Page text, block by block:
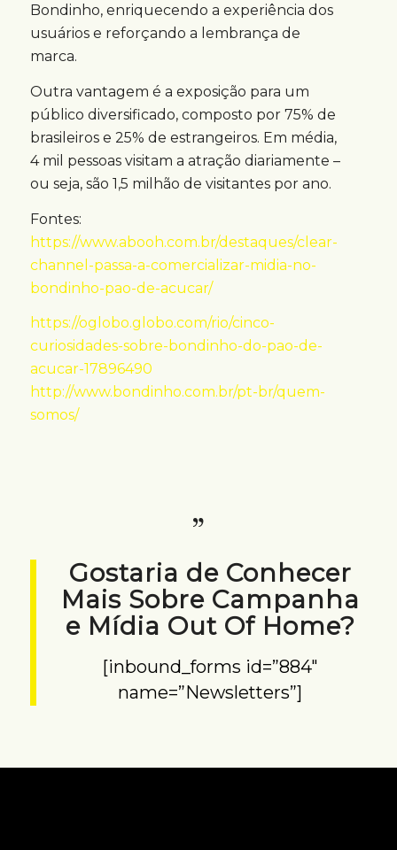
Bondinho, enriquecendo a experiência dos
usuários e reforçando a lembrança de
marca.
Outra vantagem é a exposição para um
público diversificado, composto por 75% de
brasileiros e 25% de estrangeiros. Em média,
4 mil pessoas visitam a atração diariamente –
ou seja, são 1,5 milhão de visitantes por ano.
Fontes:
https://www.abooh.com.br/destaques/clear-
channel-passa-a-comercializar-midia-no-
bondinho-pao-de-acucar/
https://oglobo.globo.com/rio/cinco-
curiosidades-sobre-bondinho-do-pao-de-
acucar-17896490
http://www.bondinho.com.br/pt-br/quem-
somos/
Gostaria de Conhecer
Mais Sobre Campanha
e Mídia Out Of Home?
[inbound_forms id=”884″
name=”Newsletters”]